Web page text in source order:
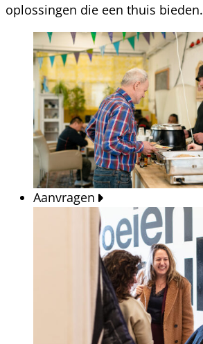
oplossingen die een thuis bieden.
Aanvragen